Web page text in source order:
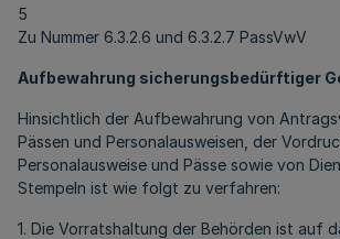
5
Zu Nummer 6.3.2.6 und 6.3.2.7 PassVwV
Aufbewahrung sicherungsbedürftiger
Hinsichtlich der Aufbewahrung von
Pässen und Personalausweisen, der
Personalausweise und Pässe sowie von
Stempeln ist wie folgt zu verfahren:
1. Die Vorratshaltung der Behörden ist auf